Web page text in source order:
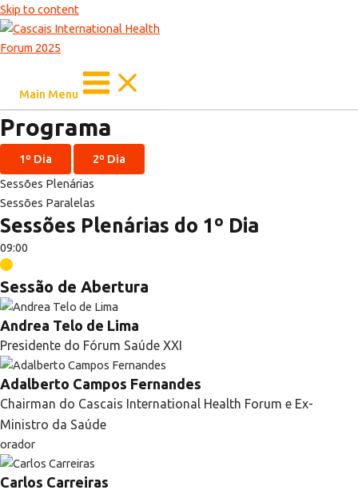
Skip to content
Main Menu
Programa
1º Dia
2º Dia
Sessões Plenárias
Sessões Paralelas
Sessões Plenárias do 1º Dia
09:00
Sessão de Abertura
Andrea Telo de Lima
Presidente do Fórum Saúde XXI
Adalberto Campos Fernandes
Chairman do Cascais International Health Forum e Ex-
Ministro da Saúde
orador
Carlos Carreiras